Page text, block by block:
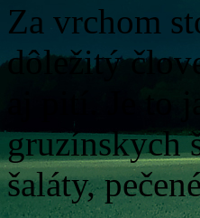
Za vrchom
dôležitý
aj pití. Je to
gruzínskych
šaláty,